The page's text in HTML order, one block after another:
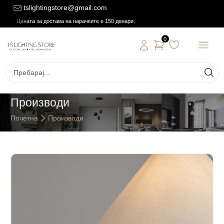
tslightingstore@gmail.com
Цената за достава на нарачките е 150 денари.
0
Производи
Почетна Производи